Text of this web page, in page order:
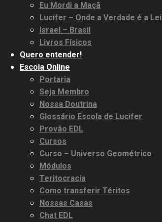
Eu Mordi a Maçã
Lucifer – Onde a Verdade é a Lei
Israel – Brasil
Livros Físicos
Quero entender!
Escola Online
Portaria
Seja Membro
Nossa Doutrina
Glossário Escola de Lucifer
Provão EDL
Cursos
Curso – Universo Geométrico
Módulos
Teritocracia
Como transferir Téritos
Nossas Casas
Chat EDL